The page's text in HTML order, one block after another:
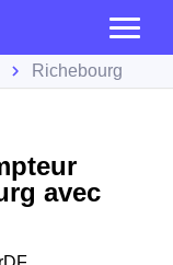
Richebourg